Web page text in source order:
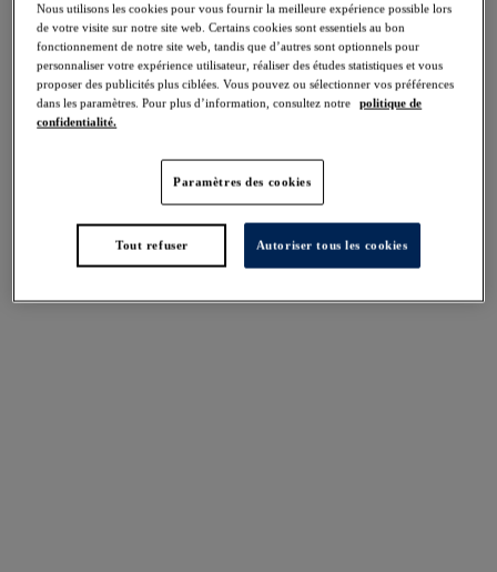
Partager
tailles internationales
Nous utilisons les cookies pour vous fournir la meilleure expérience possible lors
de votre visite sur notre site web. Certains cookies sont essentiels au bon
fonctionnement de notre site web, tandis que d’autres sont optionnels pour
personnaliser votre expérience utilisateur, réaliser des études statistiques et vous
proposer des publicités plus ciblées. Vous pouvez ou sélectionner vos préférences
dans les paramètres. Pour plus d’information, consultez notre
politique de
confidentialité.
Paramètres des cookies
Tout refuser Autoriser tous les cookies